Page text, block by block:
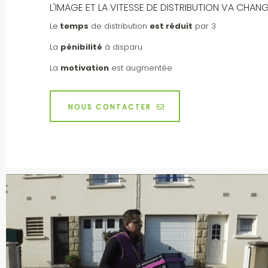
L'IMAGE ET LA VITESSE DE DISTRIBUTION VA
Le temps de distribution est réduit par 3
La pénibilité à disparu
La motivation est augmentée
NOUS CONTACTER